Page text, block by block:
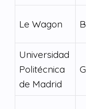
Le Wagon
Universidad
Politécnica
de Madrid